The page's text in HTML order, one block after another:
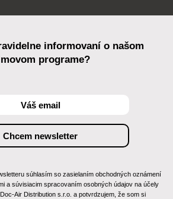
informovaní o našom
programe?
súhlasím so zasielaním obchodných oznámení
a súvisiacim spracovaním osobných údajov na účely
Air Distribution s.r.o. a potvrdzujem, že som si